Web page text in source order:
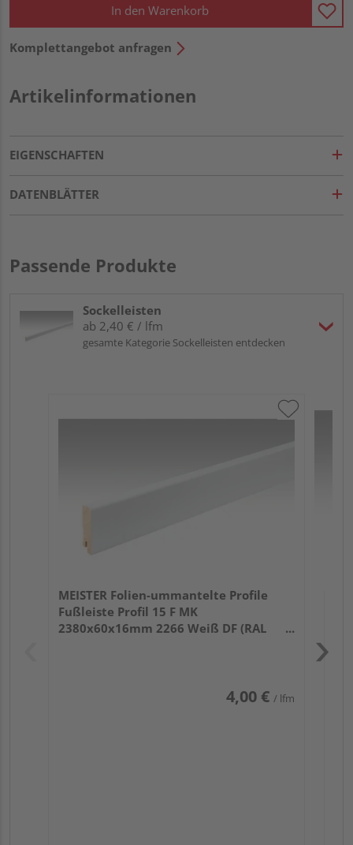
In den Warenkorb
Komplettangebot anfragen
Artikelinformationen
EIGENSCHAFTEN
DATENBLÄTTER
Passende Produkte
Sockelleisten
ab 2,40 € / lfm
gesamte Kategorie Sockelleisten entdecken
MEISTER Folien-ummantelte Profile
Fußleiste Profil 15 F MK
2380x60x16mm 2266 Weiß DF (RAL
4,00 € / lfm